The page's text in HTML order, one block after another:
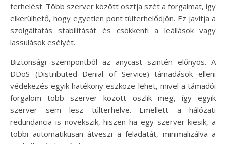
terhelést. Több szerver között osztja szét a forgalmat, így
elkerülhető, hogy egyetlen pont túlterhelődjön. Ez javítja a
szolgáltatás stabilitását és csökkenti a leállások vagy
lassulások esélyét.
Biztonsági szempontból az anycast szintén előnyös. A
DDoS (Distributed Denial of Service) támadások elleni
védekezés egyik hatékony eszköze lehet, mivel a támadói
forgalom több szerver között oszlik meg, így egyik
szerver sem lesz túlterhelve. Emellett a hálózati
redundancia is növekszik, hiszen ha egy szerver kiesik, a
többi automatikusan átveszi a feladatát, minimalizálva a